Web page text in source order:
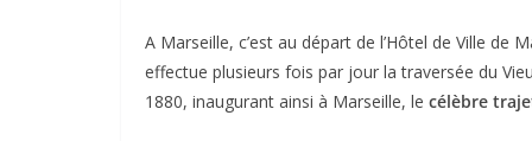
A Marseille, c’est au départ de l’Hôtel de Ville de
effectue plusieurs fois par jour la traversée du
1880, inaugurant ainsi à Marseille, le célèbre